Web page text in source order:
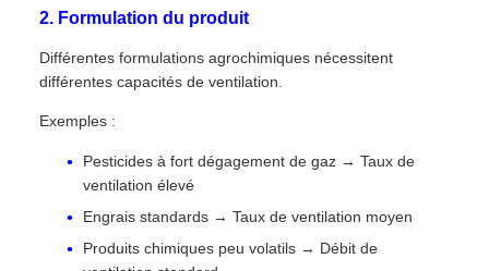
2. Formulation du produit
Différentes formulations agrochimiques nécessitent
différentes capacités de ventilation.
Exemples :
Pesticides à fort dégagement de gaz → Taux de
ventilation élevé
Engrais standards → Taux de ventilation moyen
Produits chimiques peu volatils → Débit de